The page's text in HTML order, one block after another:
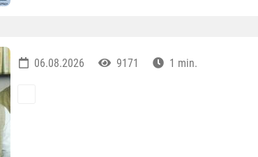
06.08.2026 9171 1 min.